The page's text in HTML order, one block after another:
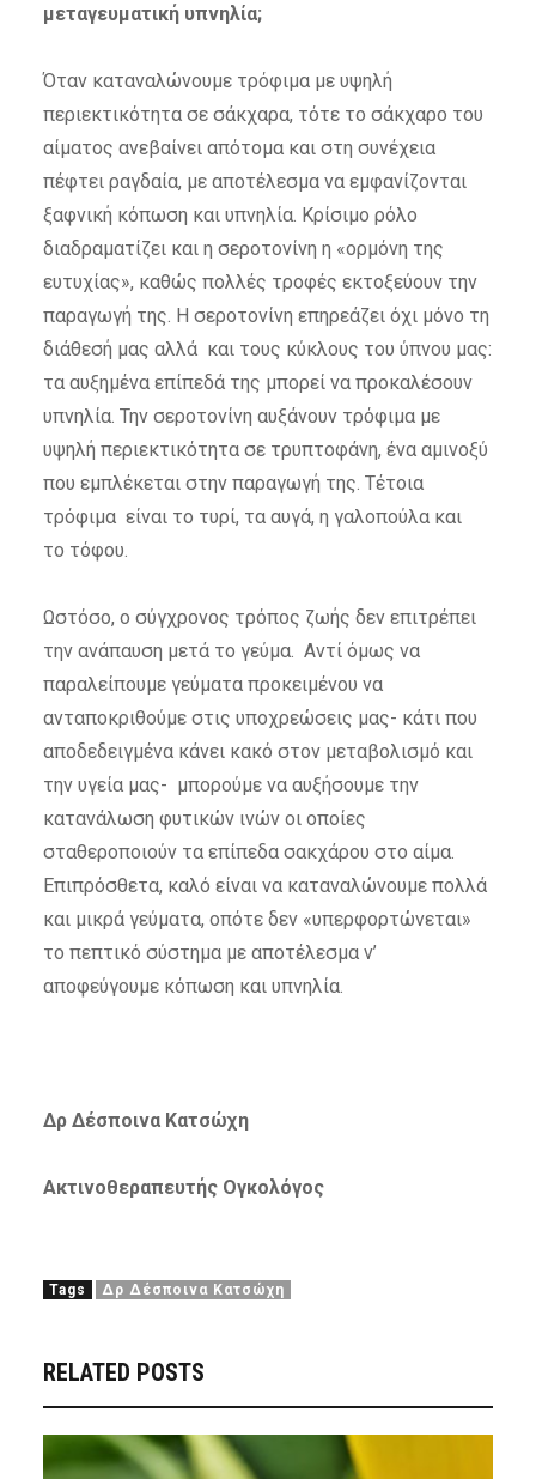
μεταγευματική υπνηλία;
Όταν καταναλώνουμε τρόφιμα με υψηλή
περιεκτικότητα σε σάκχαρα, τότε το σάκχαρο του
αίματος ανεβαίνει απότομα και στη συνέχεια
πέφτει ραγδαία, με αποτέλεσμα να εμφανίζονται
ξαφνική κόπωση και υπνηλία. Κρίσιμο ρόλο
διαδραματίζει και η σεροτονίνη η «ορμόνη της
ευτυχίας», καθώς πολλές τροφές εκτοξεύουν την
παραγωγή της. H σεροτονίνη επηρεάζει όχι μόνο τη
διάθεσή μας αλλά και τους κύκλους του ύπνου μας:
τα αυξημένα επίπεδά της μπορεί να προκαλέσουν
υπνηλία. Την σεροτονίνη αυξάνουν τρόφιμα με
υψηλή περιεκτικότητα σε τρυπτοφάνη, ένα αμινοξύ
που εμπλέκεται στην παραγωγή της. Τέτοια
τρόφιμα είναι το τυρί, τα αυγά, η γαλοπούλα και
το τόφου.
Ωστόσο, ο σύγχρονος τρόπος ζωής δεν επιτρέπει
την ανάπαυση μετά το γεύμα. Αντί όμως να
παραλείπουμε γεύματα προκειμένου να
ανταποκριθούμε στις υποχρεώσεις μας- κάτι που
αποδεδειγμένα κάνει κακό στον μεταβολισμό και
την υγεία μας- μπορούμε να αυξήσουμε την
κατανάλωση φυτικών ινών οι οποίες
σταθεροποιούν τα επίπεδα σακχάρου στο αίμα.
Επιπρόσθετα, καλό είναι να καταναλώνουμε πολλά
και μικρά γεύματα, οπότε δεν «υπερφορτώνεται»
το πεπτικό σύστημα με αποτέλεσμα ν’
αποφεύγουμε κόπωση και υπνηλία.
Δρ Δέσποινα Κατσώχη
Ακτινοθεραπευτής Ογκoλόγος
Tags Δρ Δέσποινα Κατσώχη
RELATED POSTS